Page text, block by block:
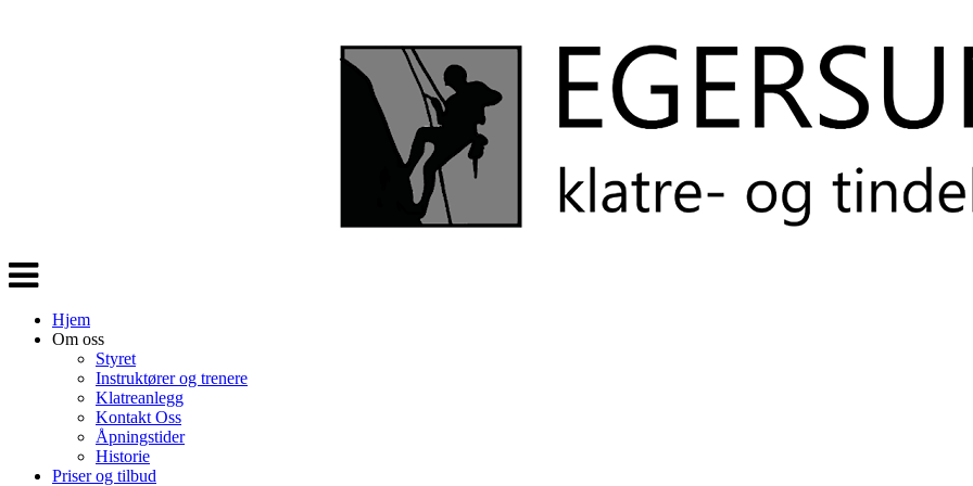
Veksle
navigasjon
Hjem
Om oss
Styret
Instruktører og trenere
Klatreanlegg
Kontakt Oss
Åpningstider
Historie
Priser og tilbud